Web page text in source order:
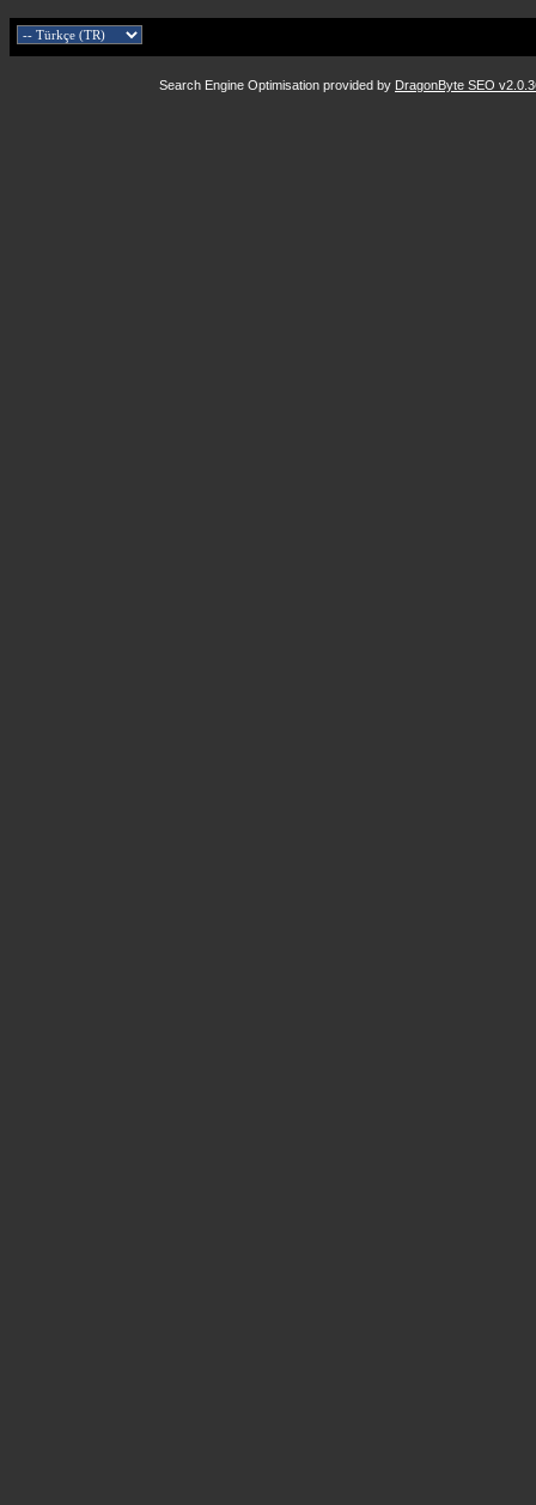
Search Engine Optimisation provided by DragonByte SEO